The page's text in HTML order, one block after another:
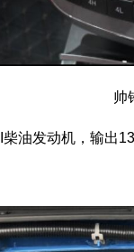
帅
油发动机，输出